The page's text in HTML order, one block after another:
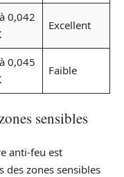
0,042
Excellent
0,045
Faible
sensibles
anti-feu est
zones sensibles